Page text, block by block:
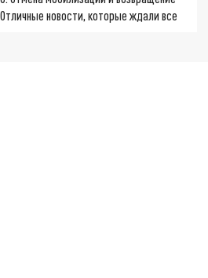
новости, которые ждали все